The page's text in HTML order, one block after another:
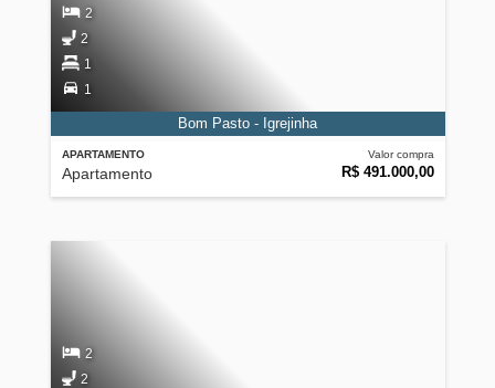
APARTAMENTO
Apartamento
Valor compra
R$ 491.000,00
2
2
1
1
Bom Pasto - Igrejinha
2
2